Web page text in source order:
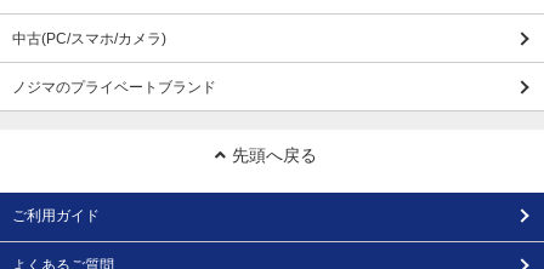
中古(PC/スマホ/カメラ)
ノジマのプライベートブランド
先頭へ戻る
ご利用ガイド
よくあるご質問